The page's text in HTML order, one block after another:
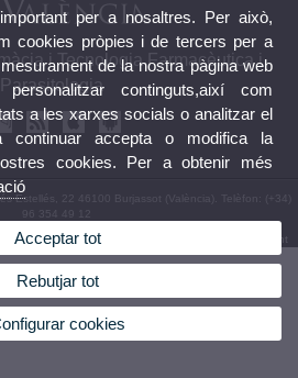
i Tecnologia Farmacèutica i
Parasitologia
Estellés, 22 46100 Burjassot (València). Telèfon: (+34)
96 354 49 12
|Cookies| Bústia Departament
per a nosaltres. Per això,
cookies pròpies i de tercers per a
de la nostra pàgina web
continguts,així com
a les xarxes socials o analitzar el
continuar accepta o modifica la
cookies. Per a obtenir més
Acceptar tot
Rebutjar tot
cookies